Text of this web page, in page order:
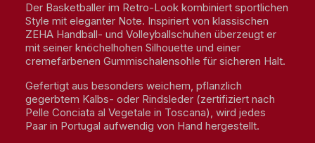
Der Basketballer im Retro-Look kombiniert sportlichen
Style mit eleganter Note. Inspiriert von klassischen
ZEHA Handball- und Volleyballschuhen überzeugt er
mit seiner knöchelhohen Silhouette und einer
cremefarbenen Gummischalensohle für sicheren Halt.
Gefertigt aus besonders weichem, pflanzlich
gegerbtem Kalbs- oder Rindsleder (zertifiziert nach
Pelle Conciata al Vegetale in Toscana), wird jedes
Paar in Portugal aufwendig von Hand hergestellt.